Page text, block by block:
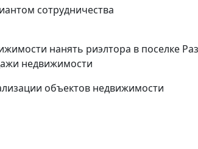
сотрудничества
нанять риэлтора в поселке
недвижимости
объектов недвижимости